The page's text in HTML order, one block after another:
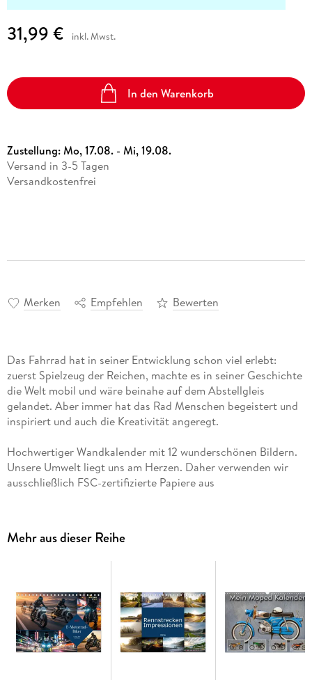
31,99 € inkl. Mwst.
In den Warenkorb
Zustellung:Mo, 17.08. - Mi, 19.08.
Versand in 3-5 Tagen
Versandkostenfrei
Merken Empfehlen Bewerten
Das Fahrrad hat in seiner Entwicklung schon viel erlebt:
zuerst Spielzeug der Reichen, machte es in seiner Geschichte
die Welt mobil und wäre beinahe auf dem Abstellgleis
gelandet. Aber immer hat das Rad Menschen begeistert und
inspiriert und auch die Kreativität angeregt.
Hochwertiger Wandkalender mit 12 wunderschönen Bildern.
Unsere Umwelt liegt uns am Herzen. Daher verwenden wir
ausschließlich FSC-zertifizierte Papiere aus
Germany) produzieren. Wir halten unsere Transportwege kurz
und sorgen für eine klimabewusste Logistik.
14 Seiten bestehend aus 1 Cover | 12 Monatsseiten | 1
Indexseite | Papprücken hinten
Dieser erfolgreiche Kalender wurde dieses Jahr mit gleichen
Bildern und aktualisiertem Kalendarium wiederveröffentlicht.
Mehr aus dieser Reihe